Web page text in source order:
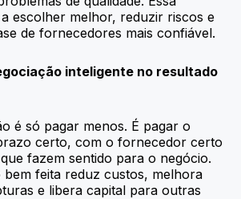
a escolher melhor, reduzir riscos e
de fornecedores mais confiável.
inteligente no resultado
é só pagar menos. É pagar o
certo, com o fornecedor certo
fazem sentido para o negócio.
bem feita reduz custos, melhora
e libera capital para outras